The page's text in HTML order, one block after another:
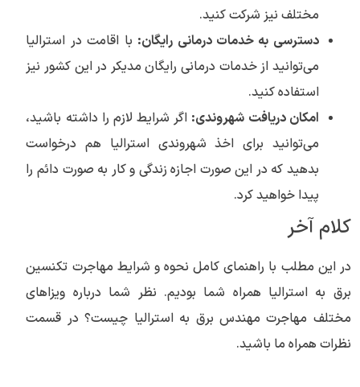
مختلف نیز شرکت کنید.
دسترسی به خدمات درمانی رایگان: با اقامت در استرالیا
می‌توانید از خدمات درمانی رایگان مدیکر در این کشور نیز
استفاده کنید.
امکان دریافت شهروندی: اگر شرایط لازم را داشته باشید،
می‌توانید برای اخذ شهروندی استرالیا هم درخواست
بدهید که در این صورت اجازه زندگی و کار به صورت دائم را
پیدا خواهید کرد.
کلام آخر
در این مطلب با راهنمای کامل نحوه و شرایط مهاجرت تکنسین
برق به استرالیا همراه شما بودیم. نظر شما درباره ویزاهای
مختلف مهاجرت مهندس برق به استرالیا چیست؟ در قسمت
نظرات همراه ما باشید.